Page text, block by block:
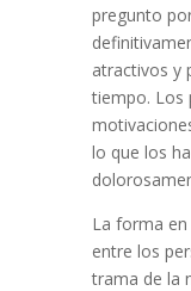
pregunto
atractivos y
tiempo. Los
lo que los
La forma
entre los
trama de la